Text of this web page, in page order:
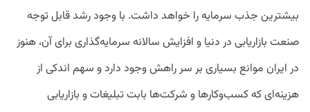
بیشترین جذب سرمایه را خواهد داشت. با وجود رشد قابل توجه
صنعت بازاریابی در دنیا و افزایش سالانه سرمایه‌گذاری برای آن، هنوز
در ایران موانع بسیاری بر سر راهش وجود دارد و سهم اندکی از
هزینه‌ای که کسب‌وکارها و شرکت‌ها بابت تبلیغات و بازاریابی